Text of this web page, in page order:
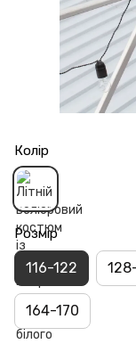
Колір
Розмір
116-122
164-170